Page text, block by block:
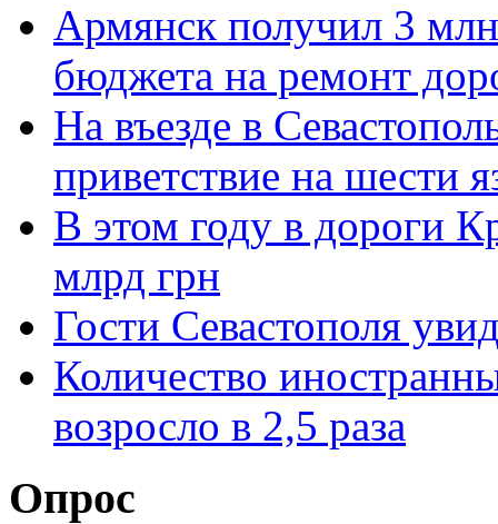
Армянск получил 3
бюджета на ремонт
На въезде в
приветствие на шести
В этом году в дороги
млрд грн
Гости Севастополя
Количество
возросло в 2,5 раза
Опрос